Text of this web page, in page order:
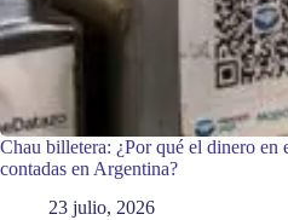
Chau billetera: ¿Por qué el dinero en
contadas en Argentina?
23 julio, 2026